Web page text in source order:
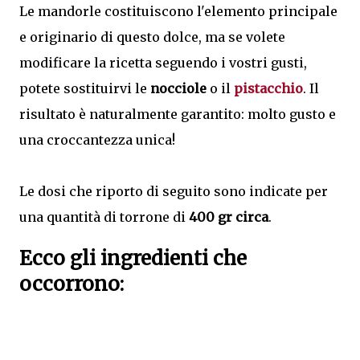
Le mandorle costituiscono l'elemento principale
e originario di questo dolce, ma se volete
modificare la ricetta seguendo i vostri gusti,
potete sostituirvi le nocciole o il pistacchio. Il
risultato è naturalmente garantito: molto gusto e
una croccantezza unica!
Le dosi che riporto di seguito sono indicate per
una quantità di torrone di 400 gr circa.
Ecco gli ingredienti che
occorrono: